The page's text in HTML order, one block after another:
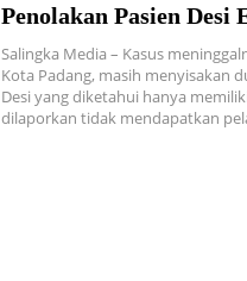
Penolakan Pasien Desi
Salingka Media – Kasus
Kota Padang, masih menyisakan
Desi yang diketahui hanya
dilaporkan tidak mendapatkan